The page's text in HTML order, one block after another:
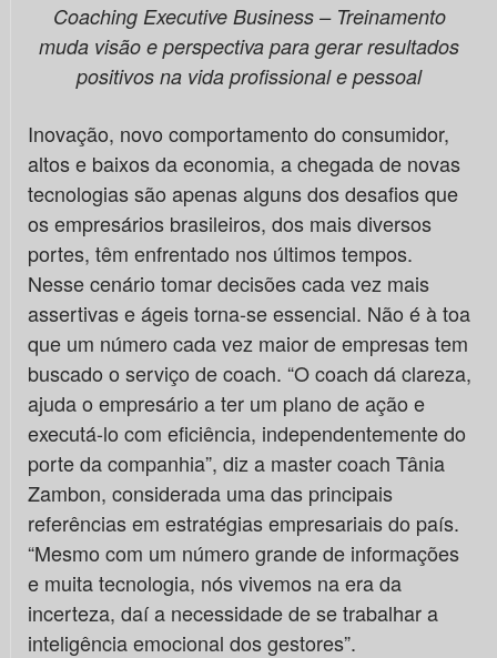
Coaching Executive Business – Treinamento
muda visão e perspectiva para gerar resultados
positivos na vida profissional e pessoal
Inovação, novo comportamento do consumidor,
altos e baixos da economia, a chegada de novas
tecnologias são apenas alguns dos desafios que
os empresários brasileiros, dos mais diversos
portes, têm enfrentado nos últimos tempos.
Nesse cenário tomar decisões cada vez mais
assertivas e ágeis torna-se essencial. Não é à toa
que um número cada vez maior de empresas tem
buscado o serviço de coach. “O coach dá clareza,
ajuda o empresário a ter um plano de ação e
executá-lo com eficiência, independentemente do
porte da companhia”, diz a master coach Tânia
Zambon, considerada uma das principais
referências em estratégias empresariais do país.
“Mesmo com um número grande de informações
e muita tecnologia, nós vivemos na era da
incerteza, daí a necessidade de se trabalhar a
inteligência emocional dos gestores”.